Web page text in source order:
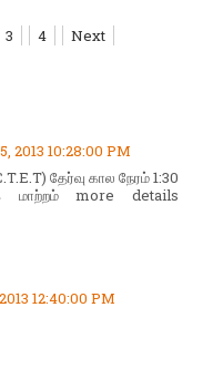
3 4 Next
2013 10:28:00 PM
தேர்வு கால நேரம் 1:30
மாற்றம் more details
12:40:00 PM